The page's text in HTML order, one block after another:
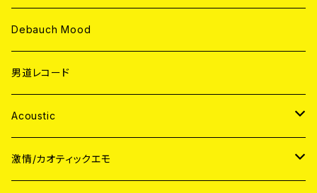
Debauch Mood
男道レコード
Acoustic
JAPAN
激情/カオティックエモ